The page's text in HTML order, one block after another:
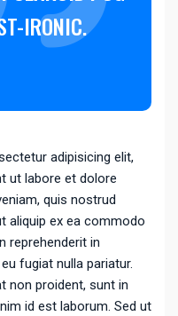
IRONIC.
adipisicing elit,
ut labore et dolore
quis nostrud
aliquip ex ea commodo
reprehenderit in
fugiat nulla pariatur.
non proident, sunt in
id est laborum. Sed ut